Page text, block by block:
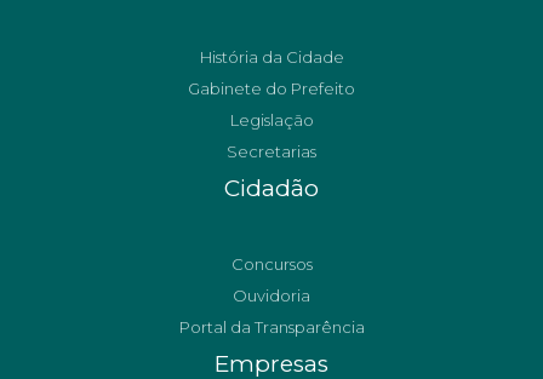
História da Cidade
Gabinete do Prefeito
Legislação
Secretarias
Cidadão
Concursos
Ouvidoria
Portal da Transparência
Empresas